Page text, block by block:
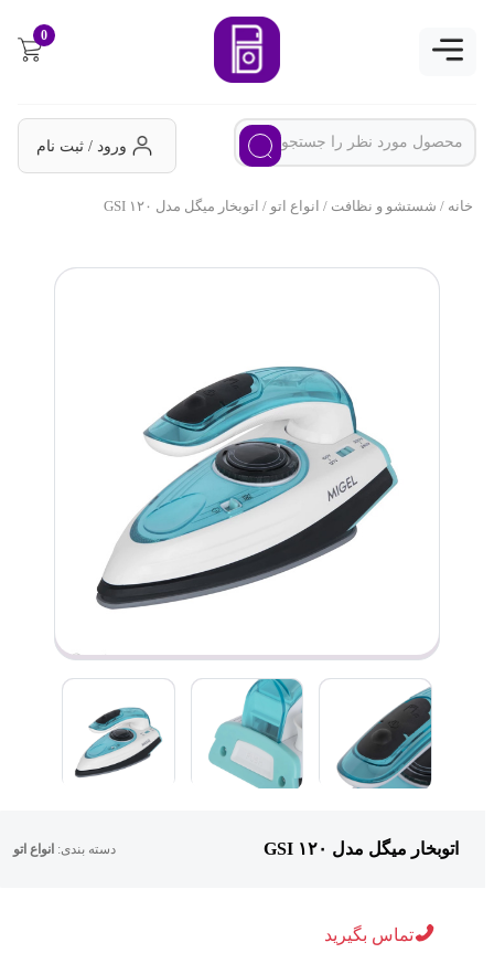
0
ورود / ثبت نام
خانه/ شستشو و نظافت/ انواع اتو/ اتوبخار میگل مدل GSI ۱۲۰
اتوبخار میگل مدل GSI ۱۲۰ دسته بندی:انواع اتو
تماس بگیرید